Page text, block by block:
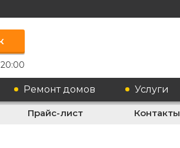
Ремонт домов Услуги
Прайс-лист Контакты